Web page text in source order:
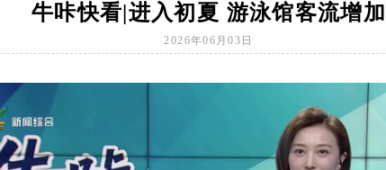
牛咔快看|进入初夏 游泳馆客流增加
2026年06月03日